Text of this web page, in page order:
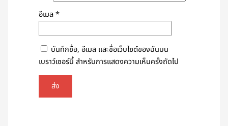
อีเมล*
บันทึกชื่อ, อีเมล และชื่อเว็บไซต์ของฉันบน
เบราว์เซอร์นี้ สำหรับการแสดงความเห็นครั้งถัดไป